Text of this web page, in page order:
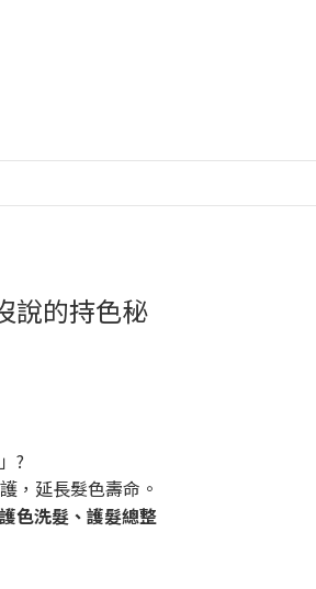
說的持色秘
?
，延長髮色壽命。
色洗髮、護髮總整